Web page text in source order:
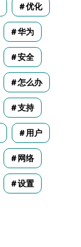
优化
华为
安全
怎么办
支持
用户
网络
设置